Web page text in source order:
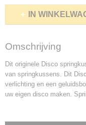
IN
Omschrijving
Dit originele Disco
van springkussens. Dit
verlichting en een
uw eigen disco maken.